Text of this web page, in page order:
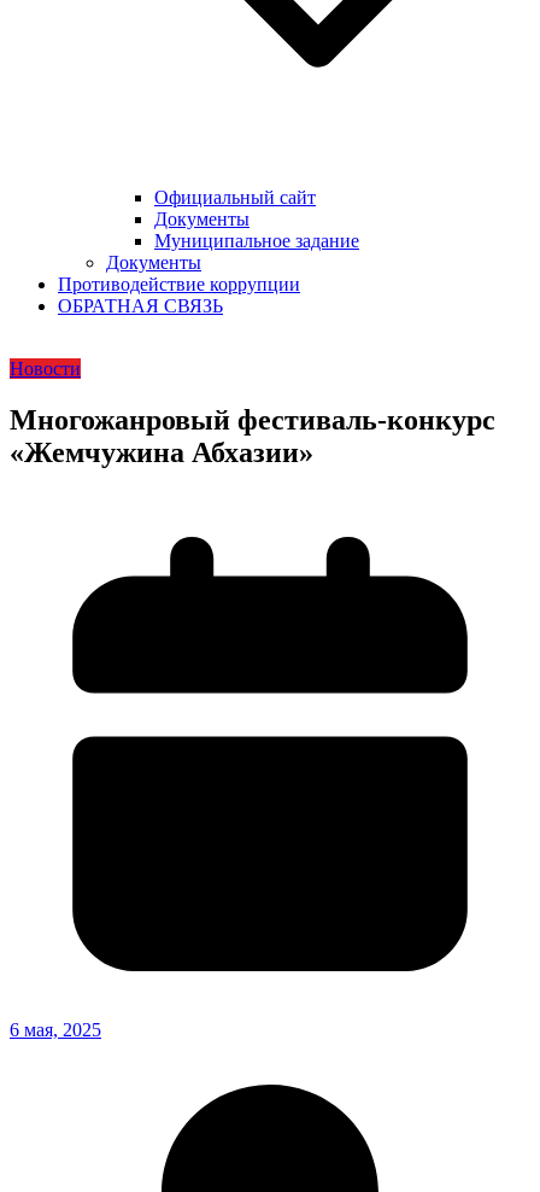
Официальный сайт
Документы
Муниципальное задание
Документы
Противодействие коррупции
ОБРАТНАЯ СВЯЗЬ
Новости
Многожанровый фестиваль-конкурс
«Жемчужина Абхазии»
6 мая, 2025